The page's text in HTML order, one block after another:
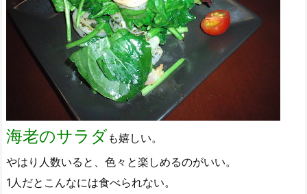
海老のサラダも嬉しい。
やはり人数いると、色々と楽しめるのがいい。
1人だとこんなには食べられない。